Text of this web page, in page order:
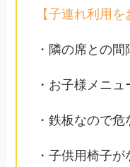
【子連れ利用
・隣の席との間
・お子様メニュ
・鉄板なので危
・子供用椅子